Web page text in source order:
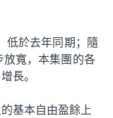
低於去年同期；隨
寬，本集團的各
長。
基本自由盈餘上